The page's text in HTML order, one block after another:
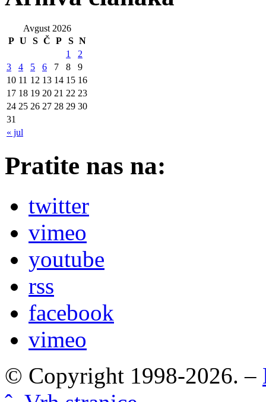
Avgust 2026
P U S Č P S N
« jul
1
2
3
4 5 6 7 8
9
10 11 12 13 14 15 16
17 18 19 20 21 22 23
24 25 26 27 28 29 30
31
Pratite nas na:
twitter
vimeo
youtube
rss
facebook
vimeo
© Copyright 1998-2026. –